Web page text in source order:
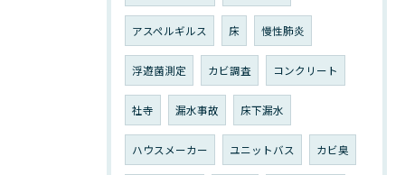
アスペルギルス 床 慢性肺炎
浮遊菌測定 カビ調査 コンクリート
社寺 漏水事故 床下漏水
ハウスメーカー ユニットバス カビ臭